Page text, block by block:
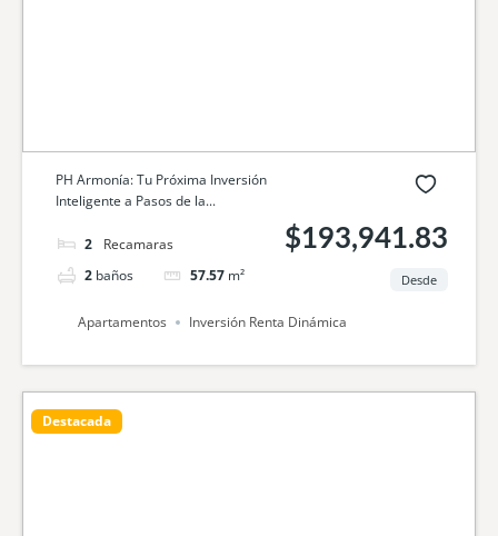
PH Armonía: Tu Próxima Inversión
Inteligente a Pasos de la...
2
camas
2 baños 57.57 m²
$193,941.83
Desde
Apartamentos Inversión Renta Dinámica
Destacada